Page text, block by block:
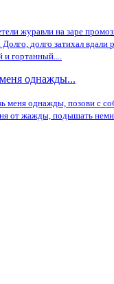
журавли на заре
долго затихал вдали
и гортанный....
однажды...
меня однажды, позови с
от жажды, подышать